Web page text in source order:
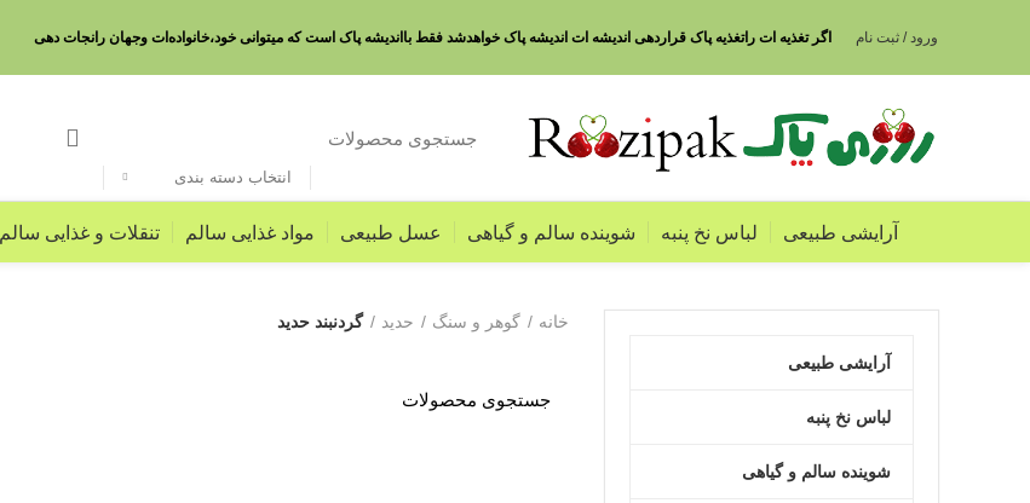
ورود / ثبت نام اگر تغذیه ات راتغذیه پاک قراردهی اندیشه ات اندیشه پاک خواهدشد فقط بااندیشه پاک است که میتوانی خود،خانواده‌ات وجهان رانجات دهی
انتخاب دسته بندی
آرایشی طبیعی لباس نخ پنبه شوینده سالم و گیاهی عسل طبیعی مواد غذایی سالم تنقلات و غذایی سالم
آرایشی طبیعی
لباس نخ پنبه
شوینده سالم و گیاهی
خانه گوهر و سنگ حدید گردنبند حدید